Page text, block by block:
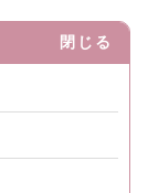
閉じる